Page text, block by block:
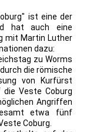
ist eine der
hat auch eine
mit Martin Luther
dazu:
zu Worms
die römische
von Kurfürst
Veste Coburg
Angriffen
etwa fünf
Coburg.